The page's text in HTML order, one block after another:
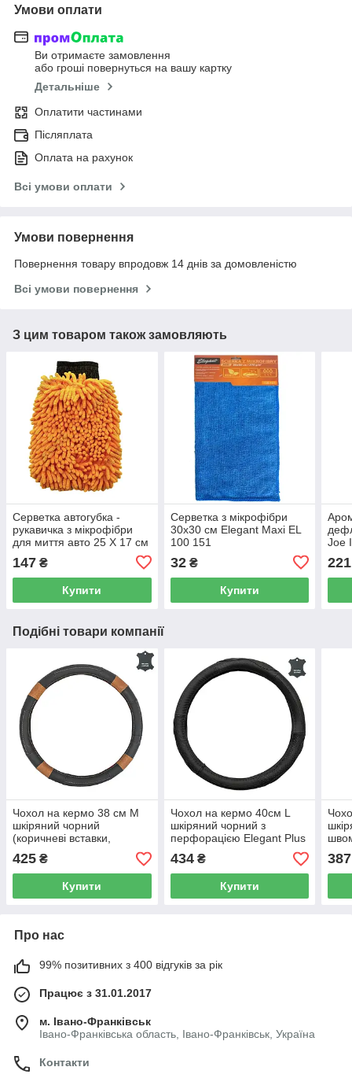
Умови оплати
Ви отримаєте замовлення
або гроші повернуться на вашу картку
Детальніше
Оплатити частинами
Післяплата
Оплата на рахунок
Всі умови оплати
Умови повернення
Повернення товару впродовж 14 днів за домовленістю
Всі умови повернення
З цим товаром також замовляють
Серветка автогубка -
рукавичка з мікрофібри
для миття авто 25 Х 17 см
Elegant Maxi EL 100 153
147 ₴
Купити
Серветка з мікрофібри
30x30 см Elegant Maxi EL
100 151
32₴
Купити
Joe
221
Подібні товари компанії
Чохол на кермо 38 см М
шкіряний чорний
(коричневі вставки,
перфорація) Elegant Plus
EL 105 796
425 ₴
Купити
Чохол на кермо 40см L
шкіряний чорний з
перфорацією Elegant Plus
EL 105 804
434₴
Купити
813
387
Про нас
99% позитивних з 400 відгуків за рік
Працює з 31.01.2017
м. Івано-Франківськ
Івано-Франківська область, Івано-Франківськ, Україна
Контакти